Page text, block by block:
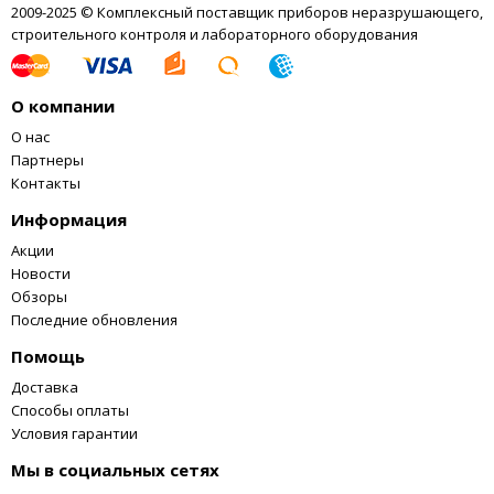
От источника постоянного тока – 24 В ± 10%
При работе от аккумулятора через преобразователь
12/24 В – 11 ÷ 16 В
Потребляемая мощность, не более – 540 Вт
Диапазон рабочих температур окружающей среды -40° ÷
+50° С
Диапазон температур хранения -50° ÷ +40° С
Температура отключения моноблока по перегреву +70° С
Время работы от заряженного аккумуляторного ИАП на
максимальной мощности – 28 мин
Габариты основных частей аппарата:
СП РК» – 273 × 185 × 157 мм
Брелок дистанционного управления для модификации «0,3
Источник автономного питания со встроенной акк.
2009-2025 © Комплексный поставщик приборов неразрушающего,
строительного контроля и лабораторного оборудования
О компании
О нас
Партнеры
Контакты
Информация
Акции
Новости
Обзоры
Последние обновления
Помощь
Доставка
Способы оплаты
Условия гарантии
Мы в социальных сетях